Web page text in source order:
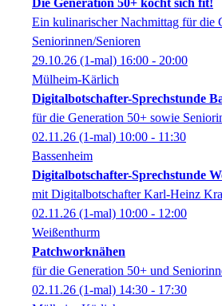
Die Generation 50+ kocht sich fit!
Ein kulinarischer Nachmittag für die
Seniorinnen/Senioren
29.10.26 (1-mal) 16:00 - 20:00
Mülheim-Kärlich
Digitalbotschafter-Sprechstunde
für die Generation 50+ sowie
02.11.26 (1-mal) 10:00 - 11:30
Bassenheim
Digitalbotschafter-Sprechstunde
mit Digitalbotschafter Karl-Heinz
02.11.26 (1-mal) 10:00 - 12:00
Weißenthurm
Patchworknähen
für die Generation 50+ und
02.11.26 (1-mal) 14:30 - 17:30